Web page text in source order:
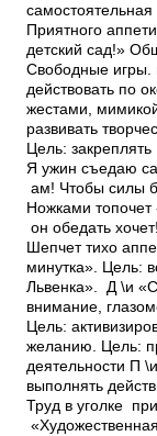
Приятного
детский сад!»
Свободные игры.
действовать по
жестами,
развивать
Цель:
Я ужин съедаю
ам! Чтобы силы
Ножками
он обедать
Шепчет тихо
минутка». Цель:
Львенка». Д \и
внимание,
Цель:
желанию. Цель:
деятельности П
выполнять
Труд в уголке